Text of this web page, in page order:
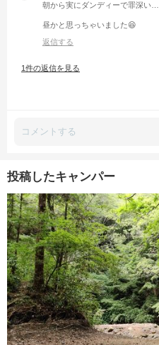
朝から実にダンディーで罪深い…
昼かと思っちゃいました😆
返信する
1件の返信を見る
投稿したキャンパー